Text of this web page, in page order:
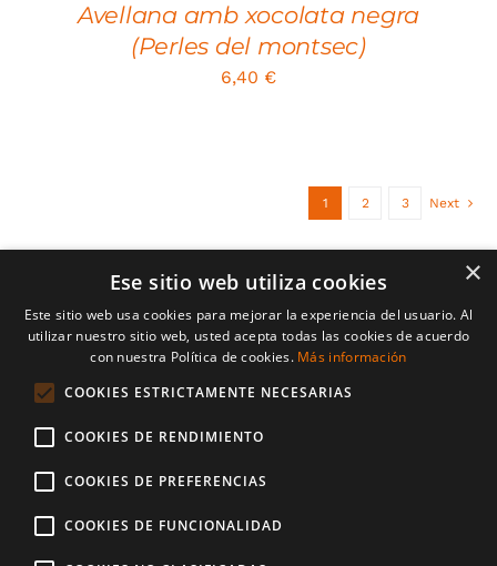
Avellana amb xocolata negra
(Perles del montsec)
6,40 €
1 2 3 Next
© Copyright 2026 | Casa Ros | Tots els drets resevats | desenvolupat
perCompsaOnline
Avís Legal
Política d’enviaments i devolucions
Mètodes de Pagament
×
Ese sitio web utiliza cookies
Este sitio web usa cookies para mejorar la experiencia del usuario. Al
utilizar nuestro sitio web, usted acepta todas las cookies de acuerdo
con nuestra Política de cookies. Más información
COOKIES ESTRICTAMENTE NECESARIAS
COOKIES DE RENDIMIENTO
COOKIES DE PREFERENCIAS
COOKIES DE FUNCIONALIDAD